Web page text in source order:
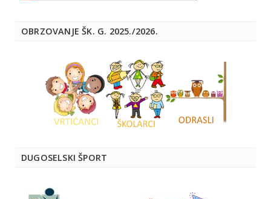
OBRZOVANJE ŠK. G. 2025./2026.
DUGOSELSKI ŠPORT